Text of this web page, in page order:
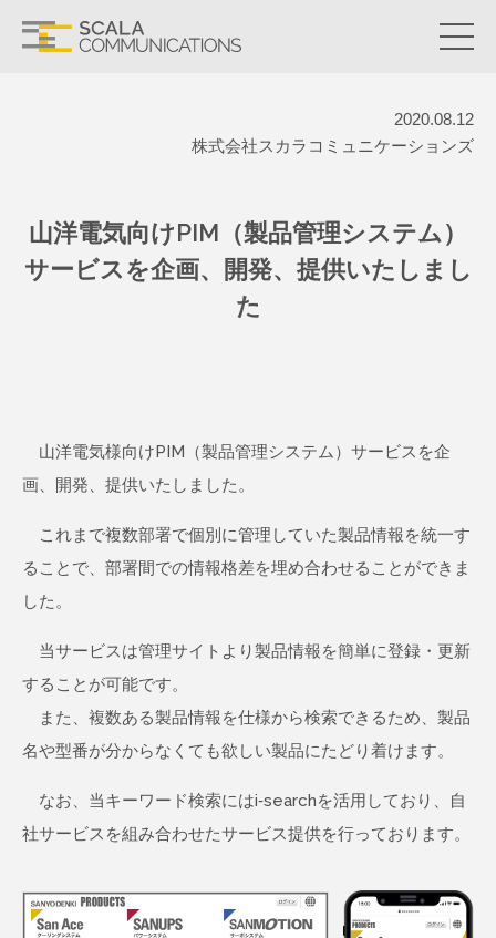
2020.08.12
株式会社スカラコミュニケーションズ
山洋電気向けPIM（製品管理システム）
サービスを企画、開発、提供いたしまし
た
山洋電気様向けPIM（製品管理システム）サービスを企
画、開発、提供いたしました。
これまで複数部署で個別に管理していた製品情報を統一す
ることで、部署間での情報格差を埋め合わせることができま
した。
当サービスは管理サイトより製品情報を簡単に登録・更新
することが可能です。
また、複数ある製品情報を仕様から検索できるため、製品
名や型番が分からなくても欲しい製品にたどり着けます。
なお、当キーワード検索にはi-searchを活用しており、自
社サービスを組み合わせたサービス提供を行っております。